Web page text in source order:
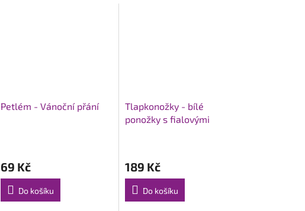
Petlém - Vánoční přání
produktu
je
5,0
z
69 Kč
Do košíku
Tlapkonožky - bílé
ponožky s fialovými
produktu
je
5,0
z
189 Kč
Do košíku